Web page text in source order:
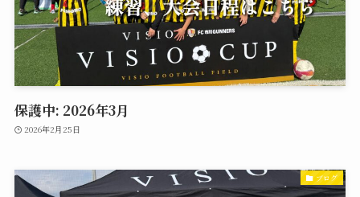
保護中: 2026年3月
2026年2月25日
ブログ